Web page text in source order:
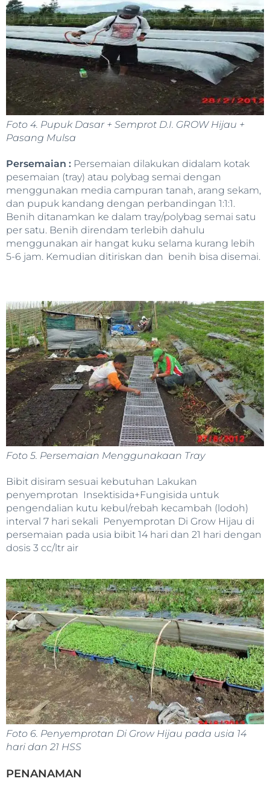
Foto 4. Pupuk Dasar + Semprot D.I. GROW Hijau +
Pasang Mulsa
Persemaian : Persemaian dilakukan didalam kotak
pesemaian (tray) atau polybag semai dengan
menggunakan media campuran tanah, arang sekam,
dan pupuk kandang dengan perbandingan 1:1:1.
Benih ditanamkan ke dalam tray/polybag semai satu
per satu. Benih direndam terlebih dahulu
menggunakan air hangat kuku selama kurang lebih
5-6 jam. Kemudian ditiriskan dan benih bisa disemai.
Foto 5. Persemaian Menggunakaan Tray
Bibit disiram sesuai kebutuhan Lakukan
penyemprotan Insektisida+Fungisida untuk
pengendalian kutu kebul/rebah kecambah (lodoh)
interval 7 hari sekali Penyemprotan Di Grow Hijau di
persemaian pada usia bibit 14 hari dan 21 hari dengan
dosis 3 cc/ltr air
Foto 6. Penyemprotan Di Grow Hijau pada usia 14
hari dan 21 HSS
PENANAMAN